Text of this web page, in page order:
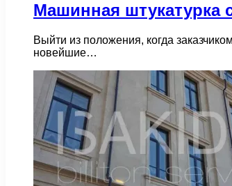
Машинная штукатурка
Выйти из положения, когда
новейшие…